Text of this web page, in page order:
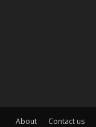
About Contact us